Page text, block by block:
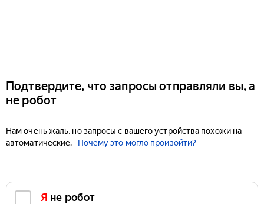
Подтвердите, что запросы отправляли вы, а
не робот
Нам очень жаль, но запросы с вашего устройства похожи на
автоматические.
Почему это могло произойти?
Я не робот